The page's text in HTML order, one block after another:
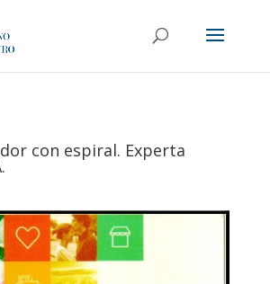
con espiral. Experta